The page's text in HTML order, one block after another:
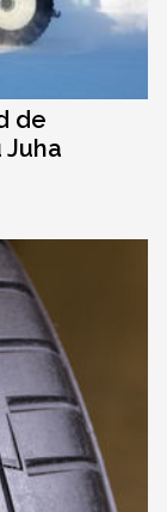
de